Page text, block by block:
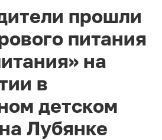
прошли
питания
на
в
детском
Лубянке